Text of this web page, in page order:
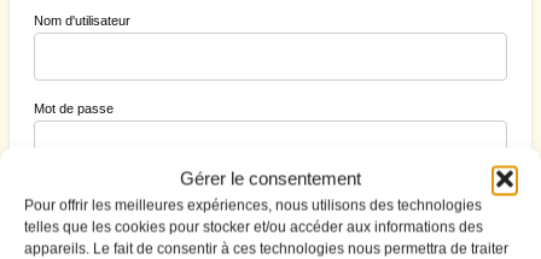
Gérer le consentement
Pour offrir les meilleures expériences, nous utilisons des technologies
telles que les cookies pour stocker et/ou accéder aux informations des
appareils. Le fait de consentir à ces technologies nous permettra de traiter
Nom d'utilisateur
Mot de passe
Se souvenir de moi